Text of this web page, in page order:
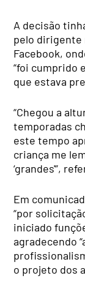
A decisão
pelo dirigente
Facebook,
“foi cumprido
que estava
“Chegou a
temporadas
este tempo
criança me
‘grandes'”,
Em
“por
iniciado
agradecendo
o projeto dos